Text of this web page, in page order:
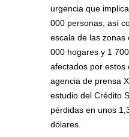
urgencia que
000 personas, así
escala de las zonas
000 hogares y 1
afectados por estos
agencia de prensa
estudio del Crédito
pérdidas en unos
dólares.